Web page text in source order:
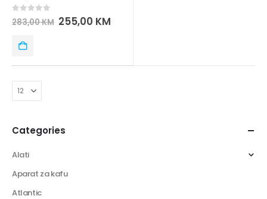
out of 5
283,00KM 255,00 KM
Categories
Alati
Aparat za kafu
Atlantic